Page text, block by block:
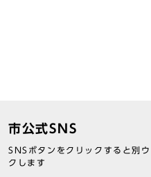
市公式SNS
SNSボタンをクリックすると別
クします